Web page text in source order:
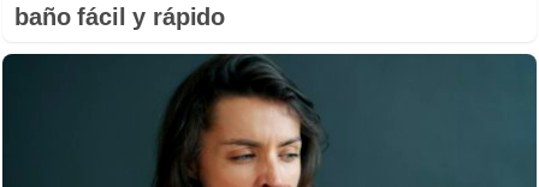
baño fácil y rápido